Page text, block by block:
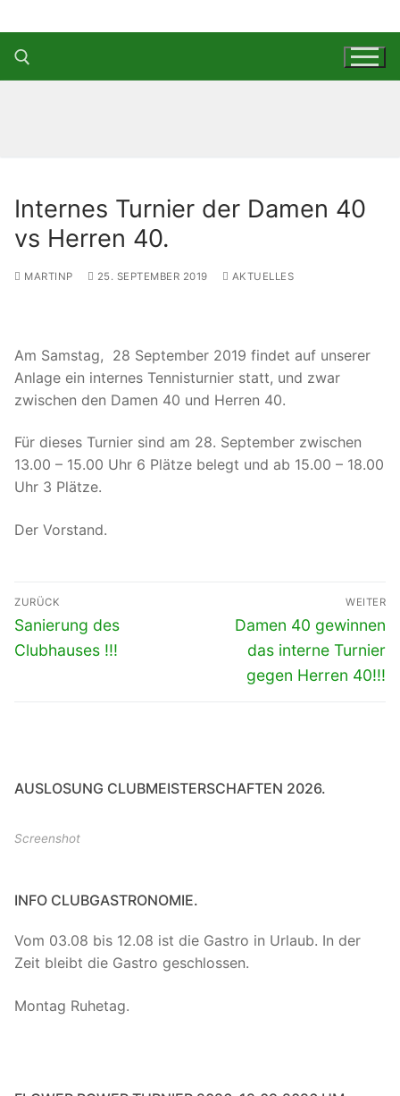
Inhalt
springen
Internes Turnier der Damen 40
vs Herren 40.
MARTINP 25. SEPTEMBER 2019 AKTUELLES
Am Samstag, 28 September 2019 findet auf unserer
Anlage ein internes Tennisturnier statt, und zwar
zwischen den Damen 40 und Herren 40.
Für dieses Turnier sind am 28. September zwischen
13.00 – 15.00 Uhr 6 Plätze belegt und ab 15.00 – 18.00
Uhr 3 Plätze.
Der Vorstand.
Beitragsnavigation
ZURÜCK
Vorheriger
Beitrag:
Sanierung des
Clubhauses !!!
WEITER
Nächster
Beitrag:
Damen 40 gewinnen
das interne Turnier
gegen Herren 40!!!
AUSLOSUNG CLUBMEISTERSCHAFTEN 2026.
Screenshot
INFO CLUBGASTRONOMIE.
Vom 03.08 bis 12.08 ist die Gastro in Urlaub. In der
Zeit bleibt die Gastro geschlossen.
Montag Ruhetag.